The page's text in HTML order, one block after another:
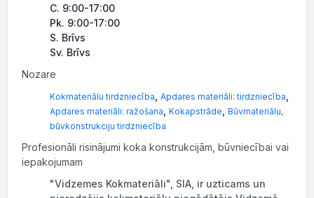
C. 9:00-17:00
Pk. 9:00-17:00
S. Brīvs
Sv. Brīvs
Nozare
Kokmateriālu tirdzniecība Apdares materiāli: tirdzniecība
Apdares materiāli: ražošana Kokapstrāde Būvmateriālu,
būvkonstrukciju tirdzniecība
Profesionāli risinājumi koka konstrukcijām, būvniecībai vai
iepakojumam
"Vidzemes Kokmateriāli", SIA, ir uzticams un